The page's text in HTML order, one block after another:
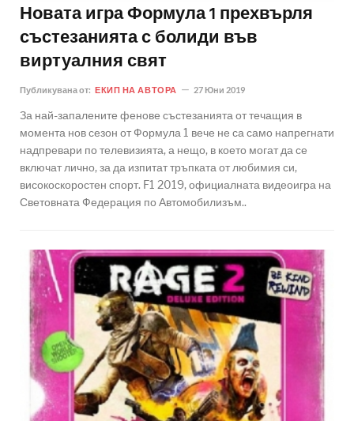
Новата игра Формула 1 прехвърля
състезанията с болиди във
виртуалния свят
Публикувана от: ЕКИП НА АВТОРА 27 Юни 2019
За най-запалените фенове състезанията от течащия в
момента нов сезон от Формула 1 вече не са само напрегнати
надпревари по телевизията, а нещо, в което могат да се
включат лично, за да изпитат тръпката от любимия си,
високоскоростен спорт. F1 2019, официалната видеоигра на
Световната Федерация по Автомобилизъм..